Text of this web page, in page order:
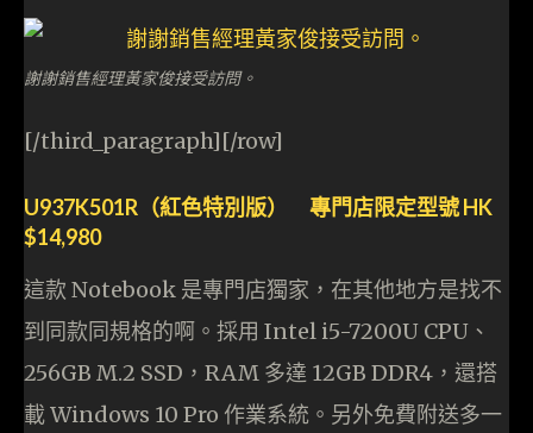
謝謝銷售經理黃家俊接受訪問。
[/third_paragraph][/row]
U937K501R（紅色特別版） 專門店限定型號 HK
$14,980
這款 Notebook 是專門店獨家，在其他地方是找不
到同款同規格的啊。採用 Intel i5-7200U CPU、
256GB M.2 SSD，RAM 多達 12GB DDR4，還搭
載 Windows 10 Pro 作業系統。另外免費附送多一